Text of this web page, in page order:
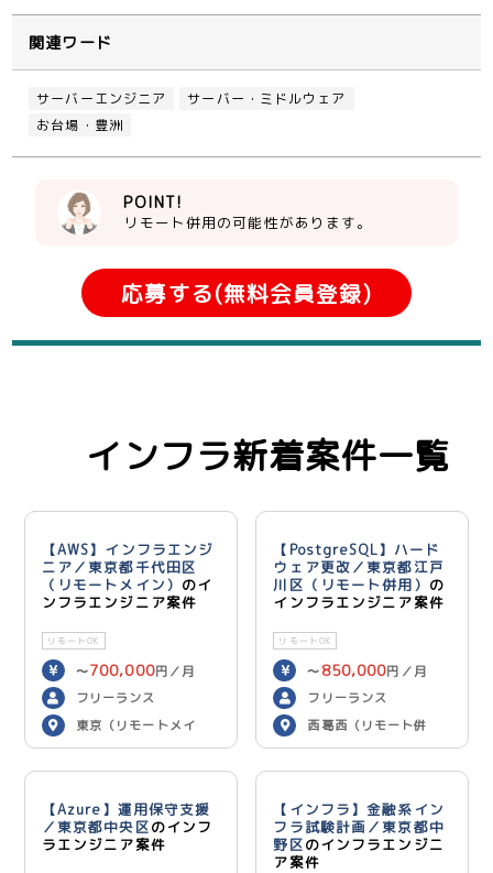
関連ワード
サーバーエンジニア
サーバー・ミドルウェア
お台場・豊洲
POINT!
リモート併用の可能性があります。
応募する(無料会員登録)
インフラ新着案件一覧
【AWS】インフラエンジ
ニア／東京都千代田区
（リモートメイン） のイ
ンフラエンジニア案件
リモートOK
〜700,000円／月
フリーランス
東京（リモートメイ
ン）
【PostgreSQL】ハード
ウェア更改／東京都江戸
川区（リモート併用） の
インフラエンジニア案件
リモートOK
〜 850,000円／月
フリーランス
西葛西（リモート併
用）
【Azure】運用保守支援
／東京都中央区のインフ
ラエンジニア案件
【インフラ】金融系イン
フラ試験計画／東京都中
野区のインフラエンジニ
ア案件